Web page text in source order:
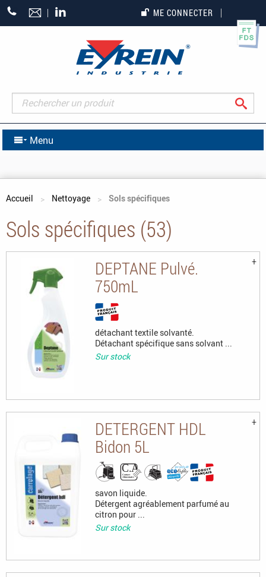
+33
(0)5
ME CONNECTER
Menu
Vous êtes ici
Accueil Nettoyage Sols spécifiques
Sols spécifiques (53)
DEPTANE Pulvé.
750mL
détachant textile solvanté.
Détachant spécifique sans solvant ...
Sur stock
DETERGENT HDL
Bidon 5L
savon liquide.
Détergent agréablement parfumé au
citron pour ...
Sur stock